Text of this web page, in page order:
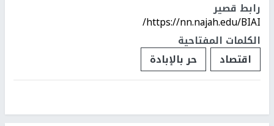
رابط قصير
https://nn.najah.edu/BIAI/
الكلمات المفتاحية
اقتصاد
حر بالإبادة